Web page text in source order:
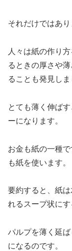
それだけではあり
人々は紙の作り
るときの厚さや
ることも発見しま
とても薄く伸ば
ーになります。
お金も紙の一種
も紙を使います。
要約すると、紙
れるスープ状にす
パルプを薄く延
になるのです。